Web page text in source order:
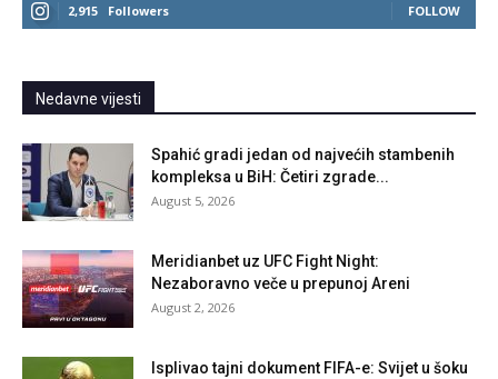
2,915 Followers FOLLOW
Nedavne vijesti
Spahić gradi jedan od najvećih stambenih
kompleksa u BiH: Četiri zgrade...
August 5, 2026
Meridianbet uz UFC Fight Night:
Nezaboravno veče u prepunoj Areni
August 2, 2026
Isplivao tajni dokument FIFA-e: Svijet u šoku